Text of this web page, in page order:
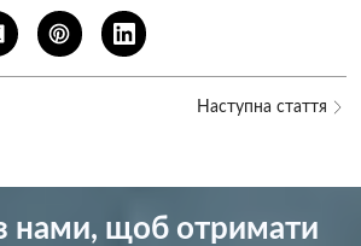
Наступна стаття
з нами, щоб отримати